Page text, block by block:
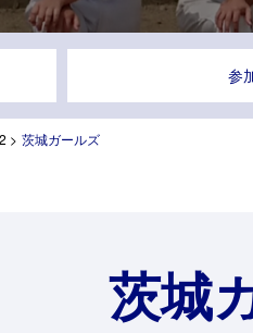
参
> 茨城ガールズ
茨城